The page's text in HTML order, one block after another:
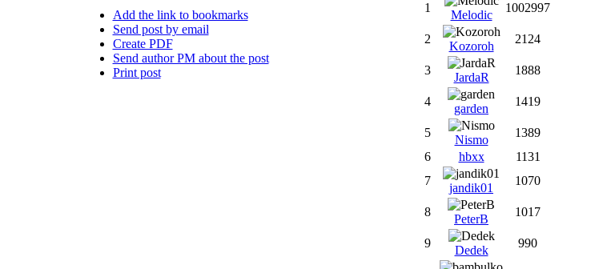
Add the link to bookmarks
Send post by email
Create PDF
Send author PM about the post
Print post
1
Melodic
1002997
2
Kozoroh
2124
3
JardaR
1888
4
garden
1419
5
Nismo
1389
6
hbxx
1131
7
jandik01
1070
8
PeterB
1017
9
Dedek
990